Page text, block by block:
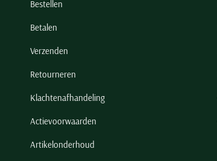
Bestellen
Betalen
Verzenden
Retourneren
Klachtenafhandeling
Actievoorwaarden
Artikelonderhoud